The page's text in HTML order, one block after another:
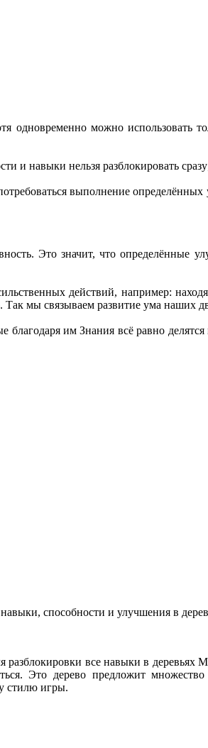
одновременно можно использовать
и навыки нельзя разблокировать
выполнение
Это значит, что определённые
действий, например:
мы связываем развитие ума наших
благодаря им Знания всё равно
способности и улучшения в
все навыки в деревьях
Это дерево предложит
стилю игры.